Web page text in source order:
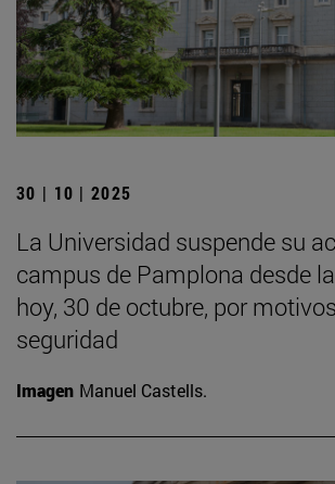
30 | 10 | 2025
La Universidad suspende su
campus de Pamplona desde
hoy, 30 de octubre, por
seguridad
Imagen Manuel Castells.